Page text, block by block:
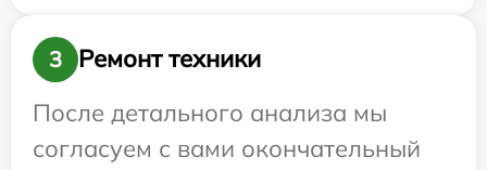
3
Ремонт техники
После детального анализа мы
согласуем с вами окончательный